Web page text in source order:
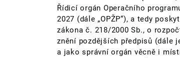
Řídicí orgán Operačního
2027 (dále „OPŽP“), a tedy
zákona č. 218/2000 Sb., o
znění pozdějších předpisů (dále
a jako správní orgán věcně i